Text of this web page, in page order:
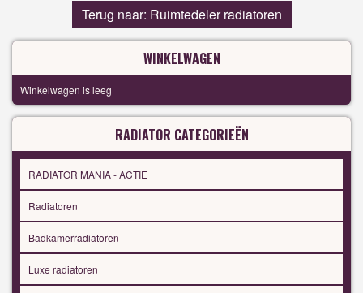
Terug naar: Ruimtedeler radiatoren
WINKELWAGEN
Winkelwagen is leeg
RADIATOR CATEGORIEËN
RADIATOR MANIA - ACTIE
Radiatoren
Badkamerradiatoren
Luxe radiatoren